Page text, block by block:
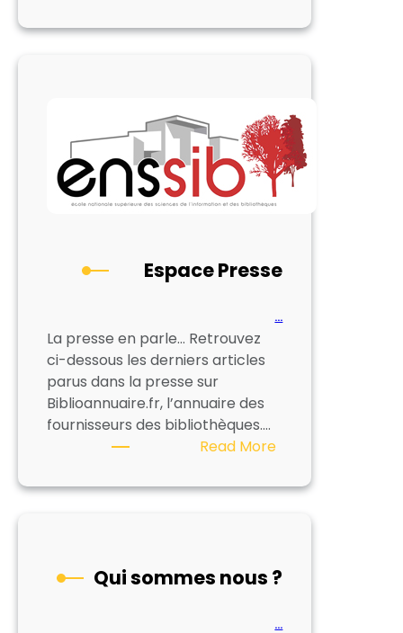
légales
Espace Presse
…
La presse en parle… Retrouvez
ci-dessous les derniers articles
parus dans la presse sur
Biblioannuaire.fr, l’annuaire des
fournisseurs des bibliothèques.…
Read More:
Presse
Qui sommes nous ?
…